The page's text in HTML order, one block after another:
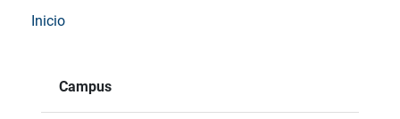
Inicio
Campus